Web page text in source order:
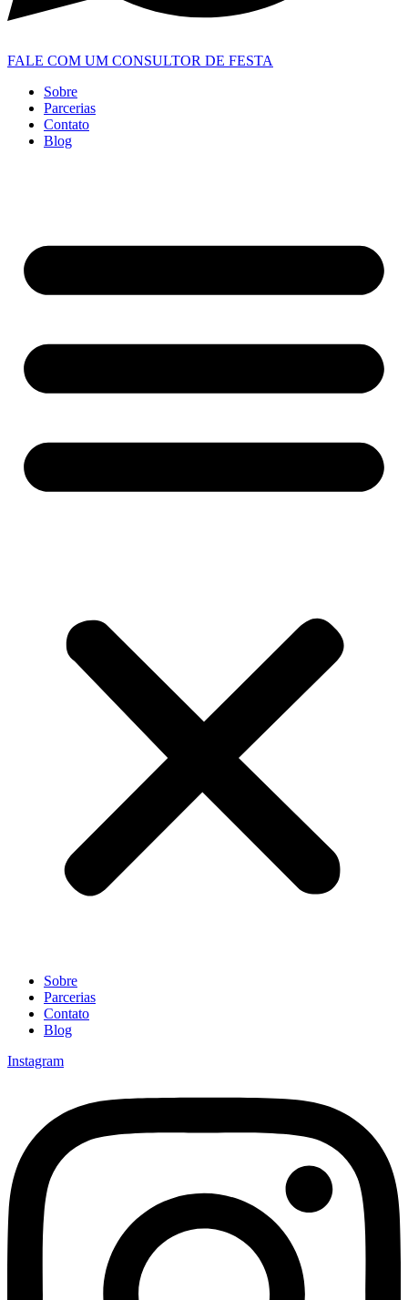
FALE COM UM CONSULTOR DE FESTA
Sobre
Parcerias
Contato
Blog
Sobre
Parcerias
Contato
Blog
Instagram